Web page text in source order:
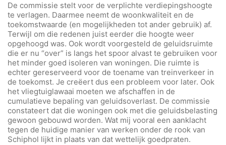
De commissie stelt voor de verplichte verdiepingshoogte
te verlagen. Daarmee neemt de woonkwaliteit en de
toekomstwaarde (en mogelijkheden tot ander gebruik) af.
Terwijl om die redenen juist eerder die hoogte weer
opgehoogd was. Ook wordt voorgesteld de geluidsruimte
die er nu “over” is langs het spoor alvast te gebruiken voor
het minder goed isoleren van woningen. Die ruimte is
echter gereserveerd voor de toename van treinverkeer in
de toekomst. Je creëert dus een probleem voor later. Ook
het vliegtuiglawaai moeten we afschaffen in de
cumulatieve bepaling van geluidsoverlast. De commissie
constateert dat die woningen ook met die geluidsbelasting
gewoon gebouwd worden. Wat mij vooral een aanklacht
tegen de huidige manier van werken onder de rook van
Schiphol lijkt in plaats van dat wettelijk goedpraten.